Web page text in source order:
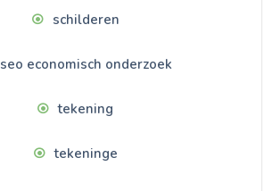
schilderen
seo economisch onderzoek
tekening
tekeninge